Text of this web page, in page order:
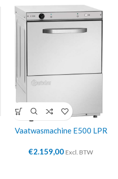
Vaatwasmachine E500 LPR
€2.159,00 Excl. BTW